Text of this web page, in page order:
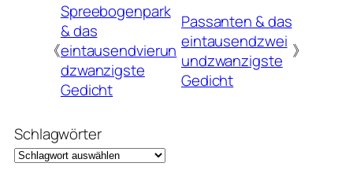
《
Spreebogenpark
& das
eintausendvierun
dzwanzigste
Gedicht
Passanten & das
eintausendzwei
undzwanzigste
Gedicht
》
Schlagwörter